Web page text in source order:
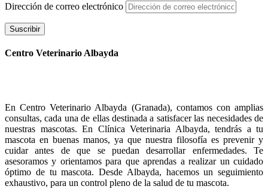
Dirección de correo electrónico
Suscribir
Centro Veterinario Albayda
En Centro Veterinario Albayda (Granada), contamos con amplias
consultas, cada una de ellas destinada a satisfacer las necesidades de
nuestras mascotas. En Clínica Veterinaria Albayda, tendrás a tu
mascota en buenas manos, ya que nuestra filosofía es prevenir y
cuidar antes de que se puedan desarrollar enfermedades. Te
asesoramos y orientamos para que aprendas a realizar un cuidado
óptimo de tu mascota. Desde Albayda, hacemos un seguimiento
exhaustivo, para un control pleno de la salud de tu mascota.